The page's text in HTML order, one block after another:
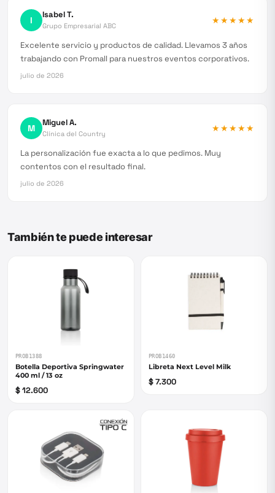
I Isabel T.
Grupo Empresarial ABC
★★★★★
Excelente servicio y productos de calidad. Llevamos 3 años
trabajando con Promall para nuestros eventos corporativos.
julio de 2026
M Miguel A.
Clínica del Country
★★★★★
La personalización fue exacta a lo que pedimos. Muy
contentos con el resultado final.
julio de 2026
También te puede interesar
PROB1388
Botella Deportiva Springwater
400 ml / 13 oz
$ 12.600
PROB1460
Libreta Next Level Milk
$ 7.300